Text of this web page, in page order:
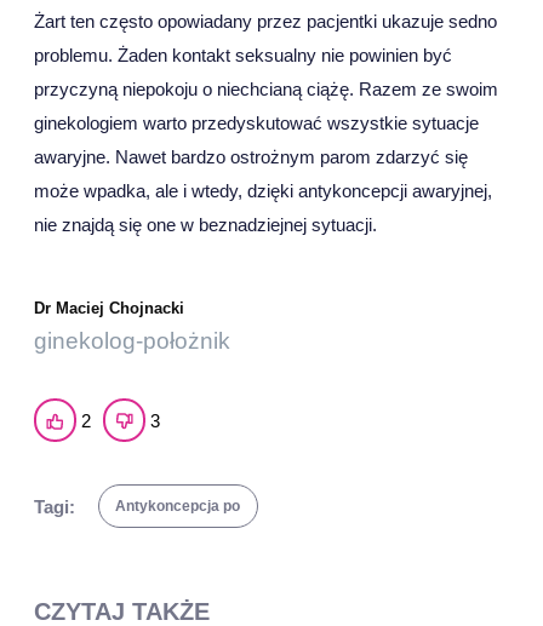
Żart ten często opowiadany przez pacjentki ukazuje sedno
problemu. Żaden kontakt seksualny nie powinien być
przyczyną niepokoju o niechcianą ciążę. Razem ze swoim
ginekologiem warto przedyskutować wszystkie sytuacje
awaryjne. Nawet bardzo ostrożnym parom zdarzyć się
może wpadka, ale i wtedy, dzięki antykoncepcji awaryjnej,
nie znajdą się one w beznadziejnej sytuacji.
Dr Maciej Chojnacki
ginekolog-położnik
2 3
Tagi: Antykoncepcja po
CZYTAJ TAKŻE